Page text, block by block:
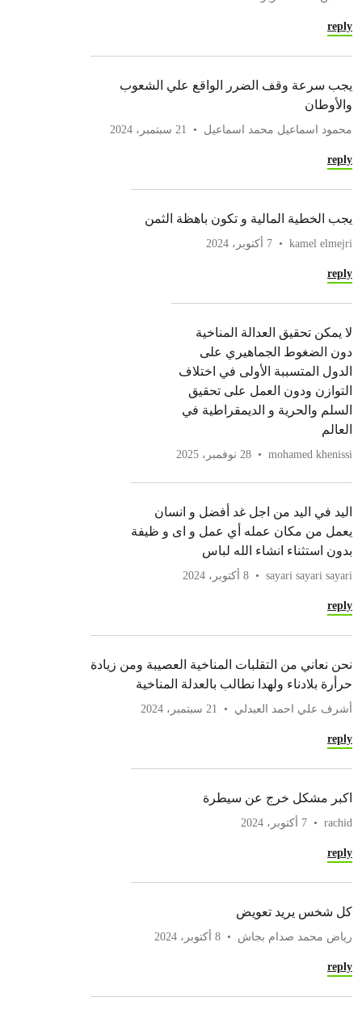
reply
يجب سرعة وقف الضرر الواقع علي الشعوب
والأوطان
محمود اسماعيل محمد اسماعيل 21 سبتمبر، 2024
reply
يجب الخطية المالية و تكون باهظة الثمن
kamel elmejri 7 أكتوبر، 2024
reply
لا يمكن تحقيق العدالة المناخية
دون الضغوط الجماهيري على
الدول المتسببة الأولى في اختلاف
التوازن ودون العمل على تحقيق
السلم والحرية و الديمقراطية في
العالم
mohamed khenissi 28 نوفمبر، 2025
اليد في اليد من اجل غد أفضل و انسان
يعمل من مكان عمله أي عمل و اى و ظيفة
بدون استثناء انشاء الله لباس
sayari sayari sayari 8 أكتوبر، 2024
reply
نحن نعاني من التقلبات المناخية العصيبة ومن زيادة
حرأرة بلادناء ولهدا نطالب بالعدلة المناخية
أشرف علي احمد العبدلي 21 سبتمبر، 2024
reply
اكبر مشكل خرج عن سيطرة
rachid 7 أكتوبر، 2024
reply
كل شخس يريد تعويض
رياض محمد صدام بجاش 8 أكتوبر، 2024
reply